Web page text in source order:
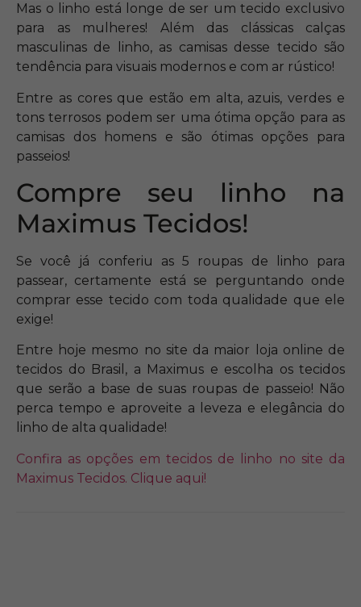
Mas o linho está longe de ser um tecido exclusivo
para as mulheres! Além das clássicas calças
masculinas de linho, as camisas desse tecido são
tendência para visuais modernos e com ar rústico!
Entre as cores que estão em alta, azuis, verdes e
tons terrosos podem ser uma ótima opção para as
camisas dos homens e são ótimas opções para
passeios!
Compre seu linho na
Maximus Tecidos!
Se você já conferiu as 5 roupas de linho para
passear, certamente está se perguntando onde
comprar esse tecido com toda qualidade que ele
exige!
Entre hoje mesmo no site da maior loja online de
tecidos do Brasil, a Maximus e escolha os tecidos
que serão a base de suas roupas de passeio! Não
perca tempo e aproveite a leveza e elegância do
linho de alta qualidade!
Confira as opções em tecidos de linho no site da
Maximus Tecidos. Clique aqui!